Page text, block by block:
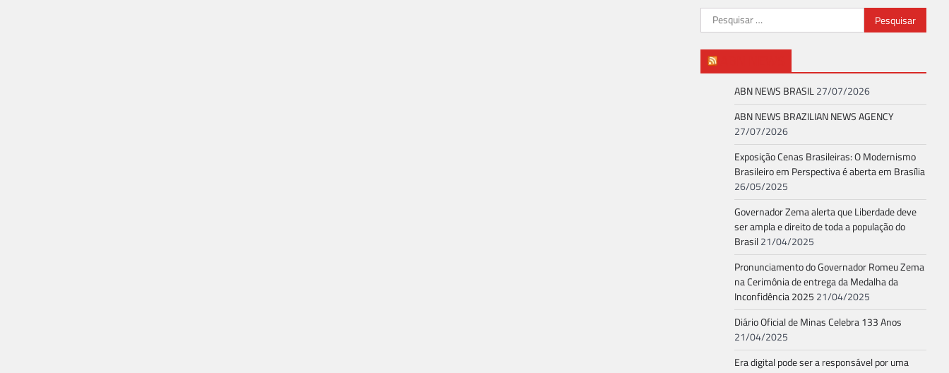
Pesquisar
por:
ABN NEWS BRASIL27/07/2026
ABN NEWS BRAZILIAN NEWS AGENCY
27/07/2026
Exposição Cenas Brasileiras: O Modernismo
Brasileiro em Perspectiva é aberta em Brasília
26/05/2025
Governador Zema alerta que Liberdade deve
ser ampla e direito de toda a população do
Brasil21/04/2025
Pronunciamento do Governador Romeu Zema
na Cerimônia de entrega da Medalha da
Inconfidência 2025 21/04/2025
Diário Oficial de Minas Celebra 133 Anos
21/04/2025
Era digital pode ser a responsável por uma